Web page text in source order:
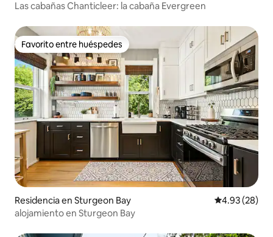
Las cabañas Chanticleer: la cabaña Evergreen
Favorito entre huéspedes
Favorito entre huéspedes
Residencia en Sturgeon Bay Calificación
4.93 (28)
alojamiento en Sturgeon Bay